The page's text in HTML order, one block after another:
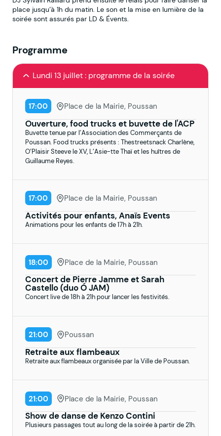
place jusqu’à 1h du matin. Le son et la mise en lumière de la
soirée sont assurés par LD & Évents.
Programme
Lundi 13 juillet : programme de la soirée
17:00 Place de la Mairie, Poussan
Ouverture, food trucks et buvette de l'ACP
Buvette tenue par l’Association des Commerçants de
Poussan. Food trucks présents : Thestreetsnack Charlène,
O’Plaisir Steeve le XV, L’Asie-tte Thaï et les huîtres de
Guillaume Reyes.
17:00 Place de la Mairie, Poussan
Activités pour enfants, Anaïs Events
Animations pour les enfants de 17h à 21h.
18:00 Place de la Mairie, Poussan
Concert de Pierre Jamme et Sarah
Castello (duo Ó JAM)
Concert live de 18h à 21h pour lancer les festivités.
21:00 Poussan
Retraite aux flambeaux
Retraite aux flambeaux organisée par la Ville de Poussan.
21:00 Place de la Mairie, Poussan
Show de danse de Kenzo Contini
Plusieurs passages tout au long de la soirée à partir de 21h.